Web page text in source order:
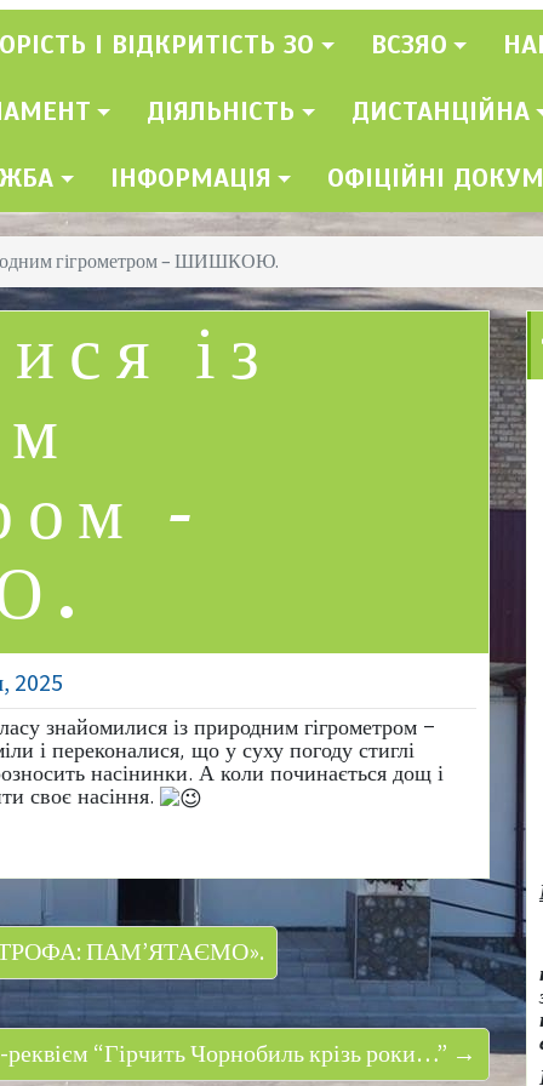
І ВІДКРИТІСТЬ ЗО ВСЗЯО
ДІЯЛЬНІСТЬ ДИСТАНЦІЙНА
ІНФОРМАЦІЯ ОФІЦІЙНІ
гігрометром – ШИШКОЮ.
із
–
2025
знайомилися із природним гігрометром –
переконалися, що у суху погоду стиглі
насінинки. А коли починається дощ і
своє насіння.
ПАМ’ЯТАЄМО».
“Гірчить Чорнобиль крізь роки…” →